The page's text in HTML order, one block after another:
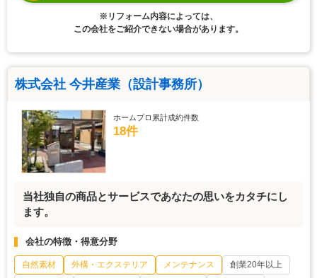
※リフォーム内容によっては、
この会社をご紹介できない場合があります。
株式会社 今井産業（設計事務所）
ホームプロ累計成約件数
18件
当社独自の商品とサービスであなたの思いをカタチにし
ます。
会社の特徴・得意分野
自然素材 外構・エクステリア メンテナンス
創業20年以上